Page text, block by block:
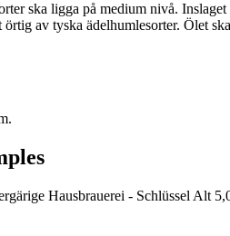
ska ligga på medium nivå.
av tyska ädelhumlesorter. Ölet
Hausbrauerei - Schlüssel Alt